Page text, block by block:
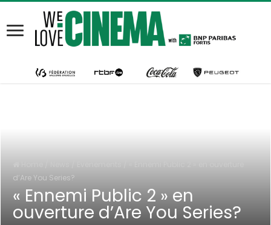
d’Are You Series?
« Ennemi Public 2 » en
ouverture d’Are You Series?